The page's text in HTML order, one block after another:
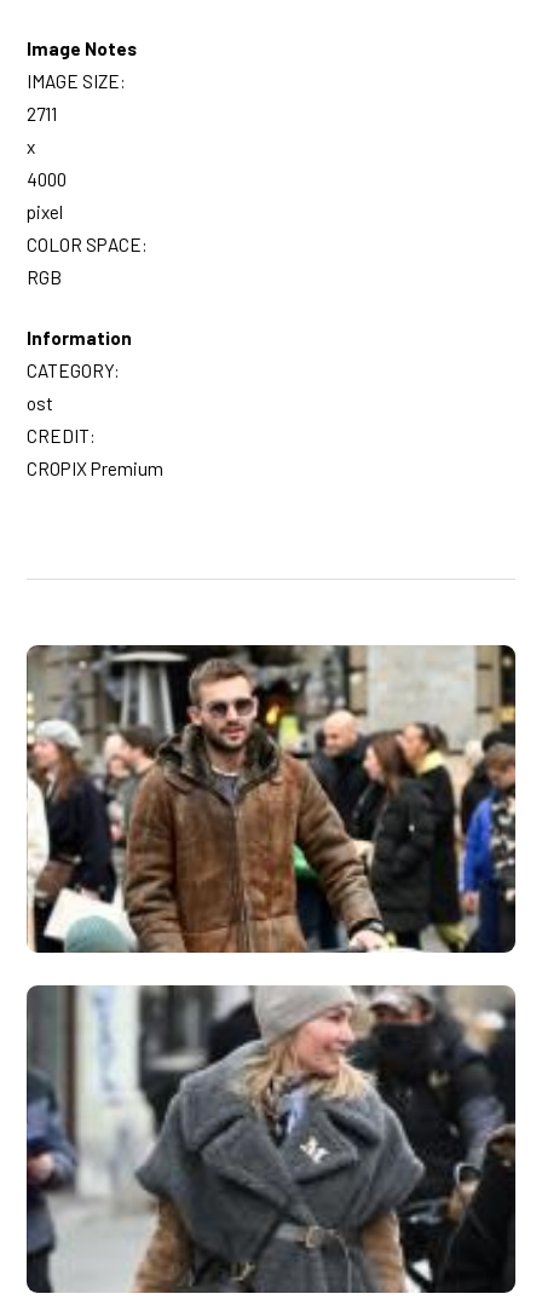
Image Notes
IMAGE SIZE:
2711
x
4000
pixel
COLOR SPACE:
RGB
Information
CATEGORY:
ost
CREDIT:
CROPIX Premium